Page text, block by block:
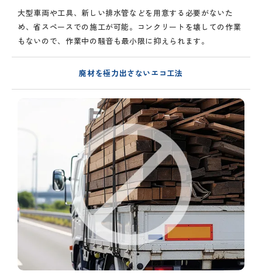
大型車両や工具、新しい排水管などを用意する必要がないた
め、省スペースでの施工が可能。コンクリートを壊しての作業
もないので、作業中の騒音も最小限に抑えられます。
廃材を極力出さないエコ工法